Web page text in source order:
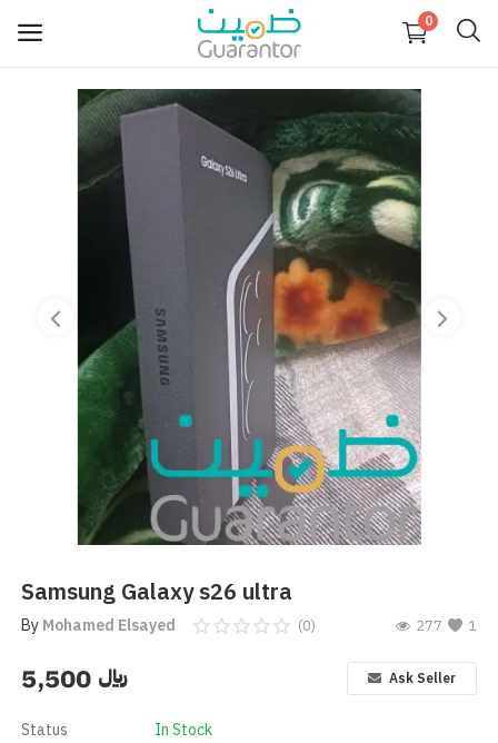
0
Categories
Help Center
English العربية
Samsung Galaxy s26 ultra
ByMohamed Elsayed (0) 1
277
5,500﷼ Ask Seller
Status
In Stock